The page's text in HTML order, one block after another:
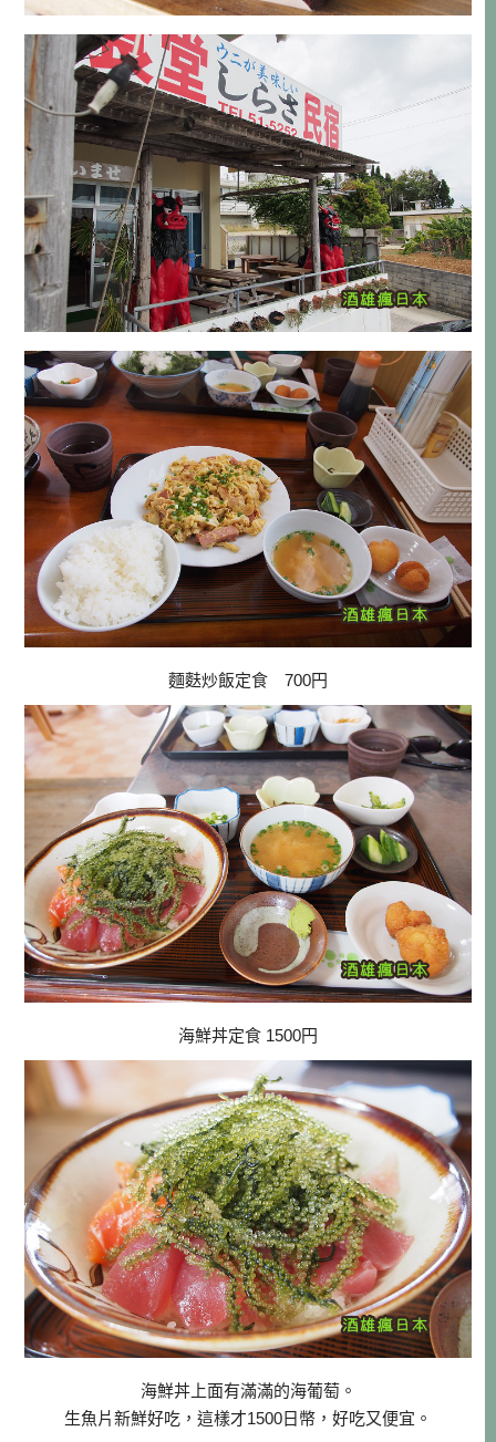
麵麩炒飯定食 700円
海鮮丼定食 1500円
海鮮丼上面有滿滿的海葡萄。
生魚片新鮮好吃，這樣才1500日幣，好吃又便宜。